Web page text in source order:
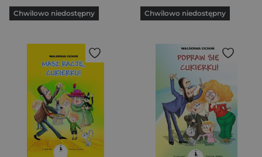
Chwilowo niedostępny Chwilowo niedostępny